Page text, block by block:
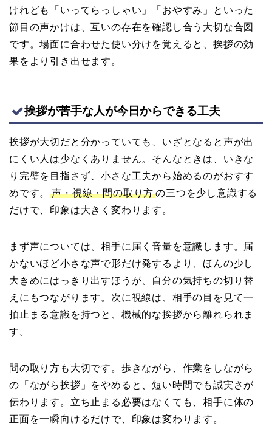
けれども「いってらっしゃい」「おやすみ」といった
節目の声かけは、互いの存在を確認し合う大切な合図
です。場面に合わせた使い分けを覚えると、挨拶の効
果をより引き出せます。
挨拶が苦手な人が今日からできる工夫
挨拶が大切だと分かっていても、いざとなると声が出
にくい人は少なくありません。そんなときは、いきな
り完璧を目指さず、小さな工夫から始めるのがおすす
めです。声・視線・間の取り方の三つを少し意識する
だけで、印象は大きく変わります。
まず声については、相手に届く音量を意識します。届
かないほど小さな声で形だけ発するより、ほんの少し
大きめにはっきり出すほうが、自分の気持ちの切り替
えにもつながります。次に視線は、相手の目を見て一
拍止まる意識を持つと、機械的な挨拶から離れられま
す。
間の取り方も大切です。歩きながら、作業をしながら
の「ながら挨拶」をやめると、短い時間でも誠実さが
伝わります。立ち止まる必要はなくても、相手に体の
正面を一瞬向けるだけで、印象は変わります。